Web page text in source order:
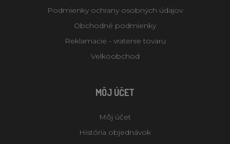
Podmienky ochrany osobných údajov
Obchodné podmienky
Reklamacie - vratenie tovaru
Velkoobchod
MÔJ ÚČET
Môj účet
História objednávok